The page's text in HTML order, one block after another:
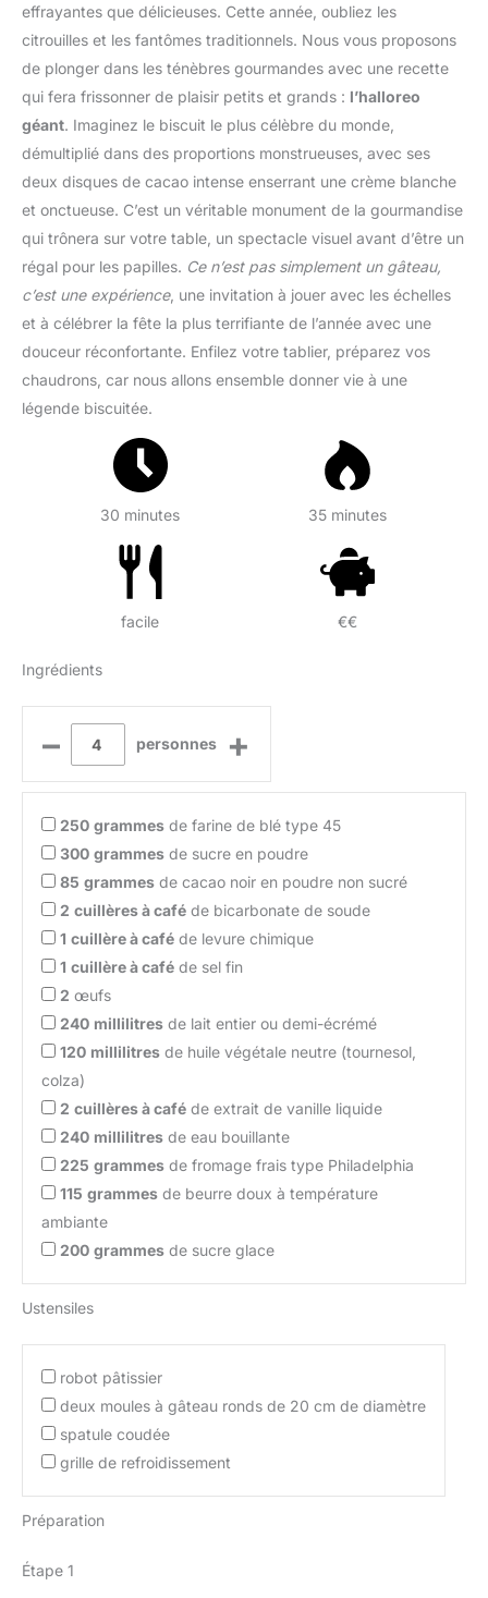
effrayantes que délicieuses. Cette année, oubliez les
citrouilles et les fantômes traditionnels. Nous vous proposons
de plonger dans les ténèbres gourmandes avec une recette
qui fera frissonner de plaisir petits et grands : l’halloreo
géant. Imaginez le biscuit le plus célèbre du monde,
démultiplié dans des proportions monstrueuses, avec ses
deux disques de cacao intense enserrant une crème blanche
et onctueuse. C’est un véritable monument de la gourmandise
qui trônera sur votre table, un spectacle visuel avant d’être un
régal pour les papilles. Ce n’est pas simplement un gâteau,
c’est une expérience, une invitation à jouer avec les échelles
et à célébrer la fête la plus terrifiante de l’année avec une
douceur réconfortante. Enfilez votre tablier, préparez vos
chaudrons, car nous allons ensemble donner vie à une
légende biscuitée.
30 minutes 35 minutes
facile €€
Ingrédients
– personnes +
250 grammes de farine de blé type 45
300 grammes de sucre en poudre
85 grammes de cacao noir en poudre non sucré
2 cuillères à café de bicarbonate de soude
1 cuillère à café de levure chimique
1 cuillère à café de sel fin
2 œufs
240 millilitres de lait entier ou demi-écrémé
120 millilitres de huile végétale neutre (tournesol,
colza)
2 cuillères à café de extrait de vanille liquide
240 millilitres de eau bouillante
225 grammes de fromage frais type Philadelphia
115 grammes de beurre doux à température
ambiante
200 grammes de sucre glace
Ustensiles
robot pâtissier
deux moules à gâteau ronds de 20 cm de diamètre
spatule coudée
grille de refroidissement
Préparation
Étape 1